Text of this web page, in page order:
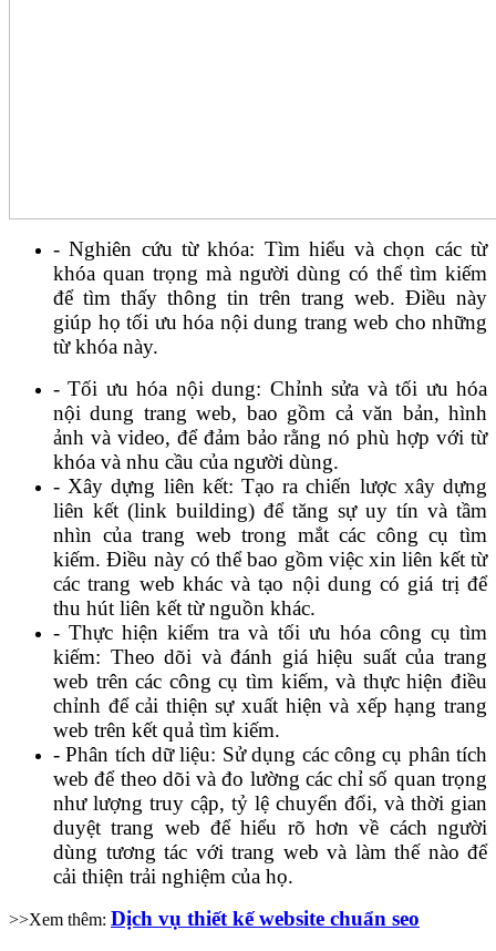
- Nghiên cứu từ khóa: Tìm hiểu và chọn các từ
khóa quan trọng mà người dùng có thể tìm kiếm
để tìm thấy thông tin trên trang web. Điều này
giúp họ tối ưu hóa nội dung trang web cho những
từ khóa này.
- Tối ưu hóa nội dung: Chỉnh sửa và tối ưu hóa
nội dung trang web, bao gồm cả văn bản, hình
ảnh và video, để đảm bảo rằng nó phù hợp với từ
khóa và nhu cầu của người dùng.
- Xây dựng liên kết: Tạo ra chiến lược xây dựng
liên kết (link building) để tăng sự uy tín và tầm
nhìn của trang web trong mắt các công cụ tìm
kiếm. Điều này có thể bao gồm việc xin liên kết từ
các trang web khác và tạo nội dung có giá trị để
thu hút liên kết từ nguồn khác.
- Thực hiện kiểm tra và tối ưu hóa công cụ tìm
kiếm: Theo dõi và đánh giá hiệu suất của trang
web trên các công cụ tìm kiếm, và thực hiện điều
chỉnh để cải thiện sự xuất hiện và xếp hạng trang
web trên kết quả tìm kiếm.
- Phân tích dữ liệu: Sử dụng các công cụ phân tích
web để theo dõi và đo lường các chỉ số quan trọng
như lượng truy cập, tỷ lệ chuyển đổi, và thời gian
duyệt trang web để hiểu rõ hơn về cách người
dùng tương tác với trang web và làm thế nào để
cải thiện trải nghiệm của họ.
>>Xem thêm: Dịch vụ thiết kế website chuẩn seo